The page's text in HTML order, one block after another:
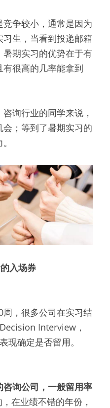
争较小，通常是因为
生，当看到投递邮箱
期实习的优势在于有
很高的几率能拿到
询行业的同学来说，
；等到了暑期实习的
入场券
，很多公司在实习结
Interview，
现确定是否留用。
询公司，一般留用率
在业绩不错的年份，